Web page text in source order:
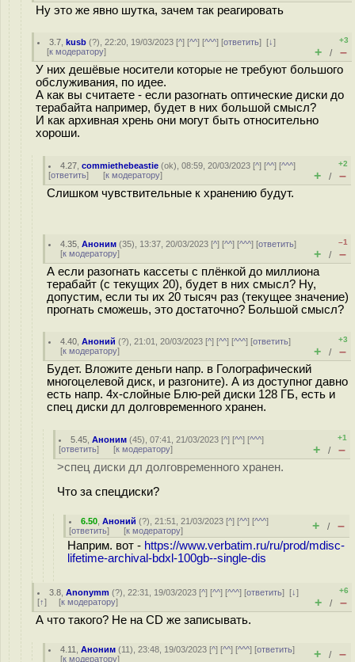
Ну это же явно шутка, зачем так реагировать
3.7 ,kusb (?), 22:20, 19/03/2023 [^] [^^] [^^^] [ответить][↓]
[к модератору]
+3
+ / –
У них дешёвые носители которые не требуют большого
обслуживания, по идее.
А как вы считаете - если разогнать оптические диски до
терабайта например, будет в них большой смысл?
И как архивная хрень они могут быть относительно
хороши.
4.27 ,commiethebeastie (ok), 08:59, 20/03/2023 [^] [^^] [^^^]
[ответить] [к модератору]
+2
+ / –
Слишком чувствительные к хранению будут.
4.35 ,Аноним (35), 13:37, 20/03/2023 [^] [^^] [^^^] [ответить]
[к модератору]
–1
+ / –
А если разогнать кассеты с плёнкой до миллиона
терабайт (с текущих 20), будет в них смысл? Ну,
допустим, если ты их 20 тысяч раз (текущее значение)
прогнать сможешь, это достаточно? Большой смысл?
4.40 ,Аноний (?), 21:01, 20/03/2023 [^] [^^] [^^^] [ответить]
[к модератору]
+3
+ / –
Будет. Вложите деньги напр. в Голографический
многоцелевой диск, и разгоните). А из доступног давно
есть напр. 4х-слойные Блю-рей диски 128 ГБ, есть и
спец диски дл долговременного хранен.
5.45 ,Аноним (45), 07:41, 21/03/2023 [^] [^^] [^^^]
[ответить] [к модератору]
+1
+ / –
>спец диски дл долговременного хранен.
Что за спецдиски?
6.50 ,Аноний (?), 21:51, 21/03/2023 [^] [^^] [^^^]
[ответить] [к модератору] + / –
Наприм. вот - https://www.verbatim.ru/ru/prod/mdisc-
lifetime-archival-bdxl-100gb--single-dis
3.8 ,Anonymm (?), 22:31, 19/03/2023 [^] [^^] [^^^] [ответить][↓]
[↑] [к модератору]
+6
+ / –
А что такого? Не на CD же записывать.
4.11 ,Аноним (11), 23:48, 19/03/2023 [^] [^^] [^^^] [ответить]
[к модератору] + / –